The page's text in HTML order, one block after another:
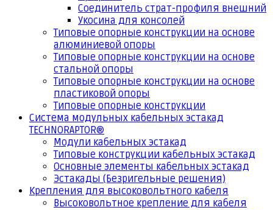
Соединитель страт-профиля внешний
Укосина для консолей
Типовые опорные конструкции на основе
алюминиевой опоры
Типовые опорные конструкции на основе
стальной опоры
Типовые опорные конструкции на основе
пластиковой опоры
Типовые опорные конструкции
Система модульных кабельных эстакад
TECHNORAPTOR®
Модули кабельных эстакад
Типовые конструкции кабельных эстакад
Основные элементы кабельных эстакад
Эстакады (Безригельные решения)
Крепления для высоковольтного кабеля
Высоковольтное крепление для кабеля